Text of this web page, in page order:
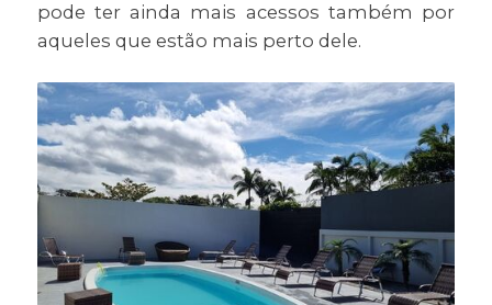
pode ter ainda mais acessos também por
aqueles que estão mais perto dele.